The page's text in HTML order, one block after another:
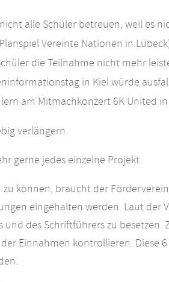
alle Schüler betreuen, weil es
Vereinte Nationen in
die Teilnahme nicht mehr
in Kiel würde
am Mitmachkonzert 6K United
verlängern.
gerne jedes einzelne Projekt.
können, braucht der
eingehalten werden. Laut der
und des Schriftführers zu
Einnahmen kontrollieren. Diese